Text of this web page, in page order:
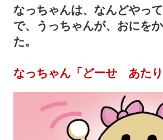
なっちゃんは、なんどやっ
で、うっちゃんが、おにを
た。
なっちゃん「どーせ あたり